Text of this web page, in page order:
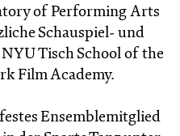
of Performing Arts
Schauspiel- und
Tisch School of the
Film Academy.
festes Ensemblemitglied